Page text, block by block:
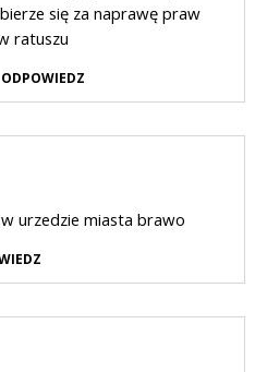
się za naprawę praw
ratuszu
ODPOWIEDZ
urzedzie miasta brawo